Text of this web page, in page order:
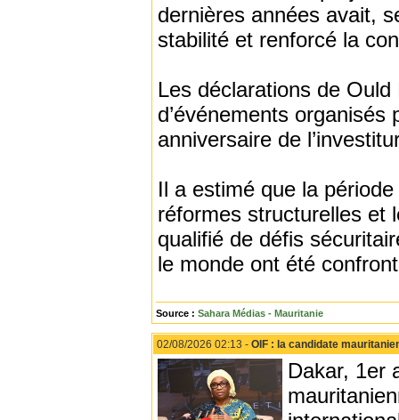
dernières années avait,
stabilité et renforcé la
Les déclarations de
d’événements
anniversaire de
Il a estimé que la
réformes structurelles et
qualifié de défis
le monde ont été
Source : Sahara Médias - Mauritanie
02/08/2026 02:13 - OIF : la candidate
Dakar, 1er